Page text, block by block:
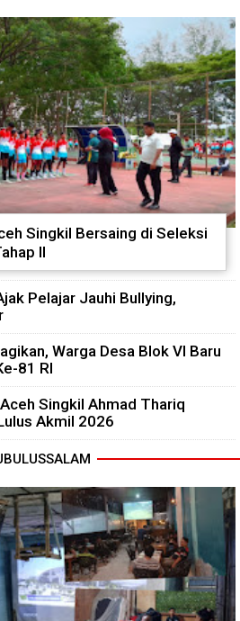
Singkil Bersaing di Seleksi
II
Pelajar Jauhi Bullying,
Warga Desa Blok VI Baru
81 RI
Singkil Ahmad Thariq
Akmil 2026